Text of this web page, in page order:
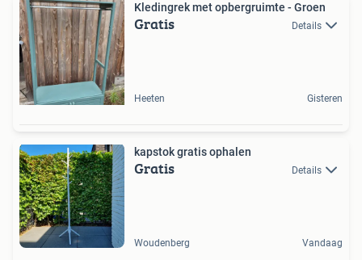
Kledingrek met opbergruimte - Groen
Gratis Details
Heeten Gisteren
kapstok gratis ophalen
Gratis Details
Woudenberg Vandaag